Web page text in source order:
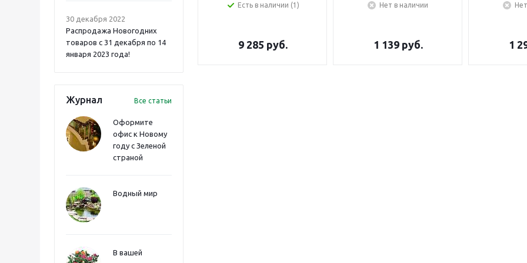
30 декабря 2022
Распродажа Новогодних
товаров с 31 декабря по 14
января 2023 года!
Журнал Все статьи
Оформите
офис к Новому
году с Зеленой
страной
Водный мир
В вашей
Есть в наличии (1)
9 285 руб.
Нет в наличии
1 139руб. 1